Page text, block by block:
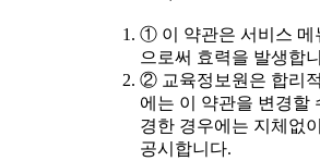
① 이 약관은 서비스 메
으로써 효력을 발생합
② 교육정보원은 합리
에는 이 약관을 변경할
경한 경우에는 지체없
공시합니다.